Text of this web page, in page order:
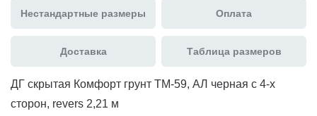
Нестандартные размеры Оплата
Доставка Таблица размеров
ДГ скрытая Комфорт грунт ТМ-59, АЛ черная с 4-х
сторон, revers 2,21 м